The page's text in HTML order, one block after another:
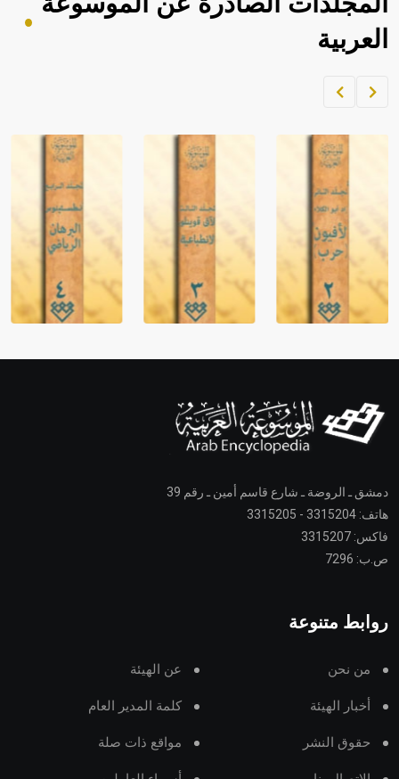
العربية
دمشق ـ الروضة ـ شارع قاسم أمين ـ رقم 39
هاتف: 3315204 - 3315205
فاكس: 3315207
ص.ب: 7296
روابط متنوعة
من نحن عن الهيئة
أخبار الهيئة كلمة المدير العام
حقوق النشر مواقع ذات صلة